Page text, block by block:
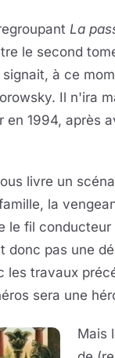
La
le second
à ce
Il n'ira
1994, après
livre un
la
le fil
donc pas une
les travaux
sera une
Mais